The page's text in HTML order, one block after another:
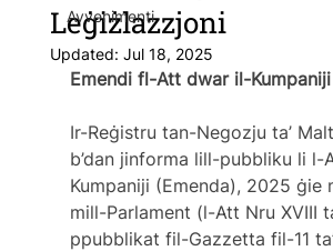
Avvenimenti
Leġiżlazzjoni
Updated: Jul 18, 2025
Emendi fl-Att dwar il-Kumpaniji
Ir-Reġistru tan-Negozju ta’
b’dan jinforma lill-pubbliku li
Kumpaniji (Emenda), 2025 ġie
mill-Parlament (l-Att Nru XVIII
ppubblikat fil-Gazzetta fil-11